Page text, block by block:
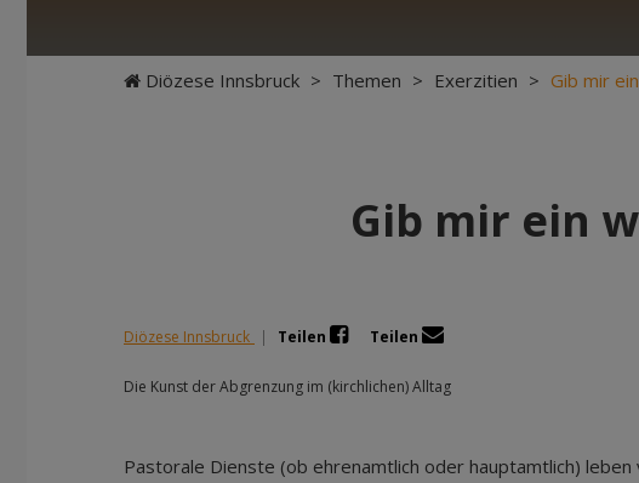
Diözese Innsbruck > Themen > Exerzitien > Gib mir
Gib mir ein
Diözese Innsbruck | Teilen Teilen
Die Kunst der Abgrenzung im (kirchlichen) Alltag
Pastorale Dienste (ob ehrenamtlich oder hauptamtlich) leben